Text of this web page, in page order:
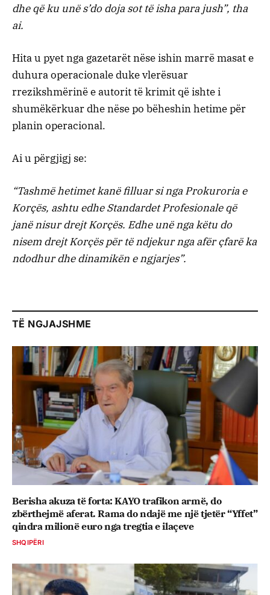
dhe që ku unë s’do doja sot të isha para jush”, tha
ai.
Hita u pyet nga gazetarët nëse ishin marrë masat e
duhura operacionale duke vlerësuar
rrezikshmërinë e autorit të krimit që ishte i
shumëkërkuar dhe nëse po bëheshin hetime për
planin operacional.
Ai u përgjigj se:
“Tashmë hetimet kanë filluar si nga Prokuroria e
Korçës, ashtu edhe Standardet Profesionale që
janë nisur drejt Korçës. Edhe unë nga këtu do
nisem drejt Korçës për të ndjekur nga afër çfarë ka
ndodhur dhe dinamikën e ngjarjes”.
TË NGJAJSHME
Berisha akuza të forta: KAYO trafikon armë, do
zbërthejmë aferat. Rama do ndajë me një tjetër “Yffet”
qindra milionë euro nga tregtia e ilaçeve
SHQIPËRI